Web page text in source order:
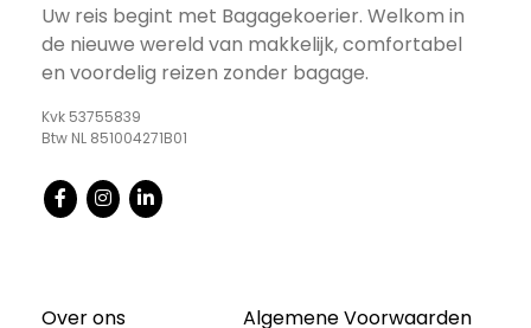
Uw reis begint met Bagagekoerier. Welkom in
de nieuwe wereld van makkelijk, comfortabel
en voordelig reizen zonder bagage.
Kvk 53755839
Btw NL 851004271B01
Over ons
Algemene Voorwaarden